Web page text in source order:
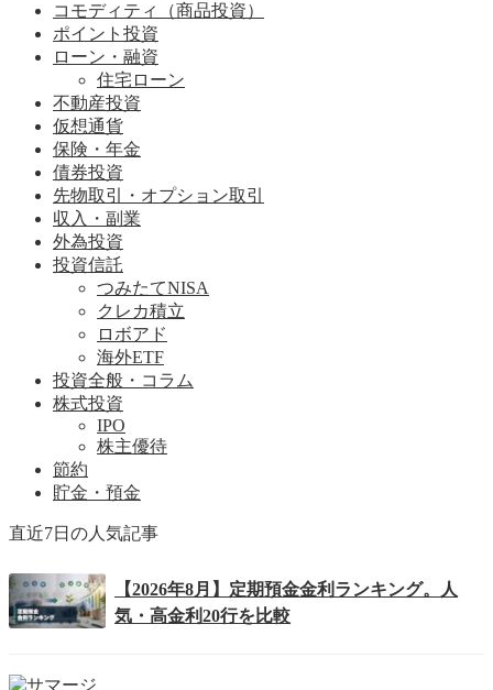
コモディティ（商品投資）
ポイント投資
ローン・融資
住宅ローン
不動産投資
仮想通貨
保険・年金
債券投資
先物取引・オプション取引
収入・副業
外為投資
投資信託
つみたてNISA
クレカ積立
ロボアド
海外ETF
投資全般・コラム
株式投資
IPO
株主優待
節約
貯金・預金
直近7日の人気記事
【2026年8月】定期預金金利ランキング。人
気・高金利20行を比較